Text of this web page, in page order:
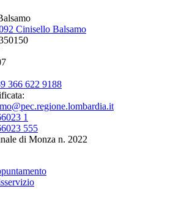
Cinisello Balsamo
366 622 9188
1
555
di Monza n. 2022